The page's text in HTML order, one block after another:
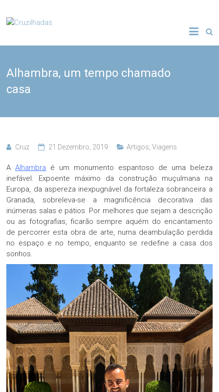
content
Cruzilhadas
Alhambra, um tempo chamado
casa
Cruz 21 Dezembro, 2019 Artigos ,Viagens
AAlhambra é um monumento espantoso de uma beleza
inefável. Expoente máximo da construção muçulmana na
Europa, da aspereza inexpugnável da fortaleza sobranceira a
Granada, sobreleva-se a magnificência decorativa das
inúmeras salas e pátios. Por melhores que sejam a descrição
ou as fotografias, ficarão sempre aquém do encantamento
de percorrer esta obra de arte, numa deambulação perdida
no espaço e no tempo, enquanto se redefine a casa dos
sonhos.